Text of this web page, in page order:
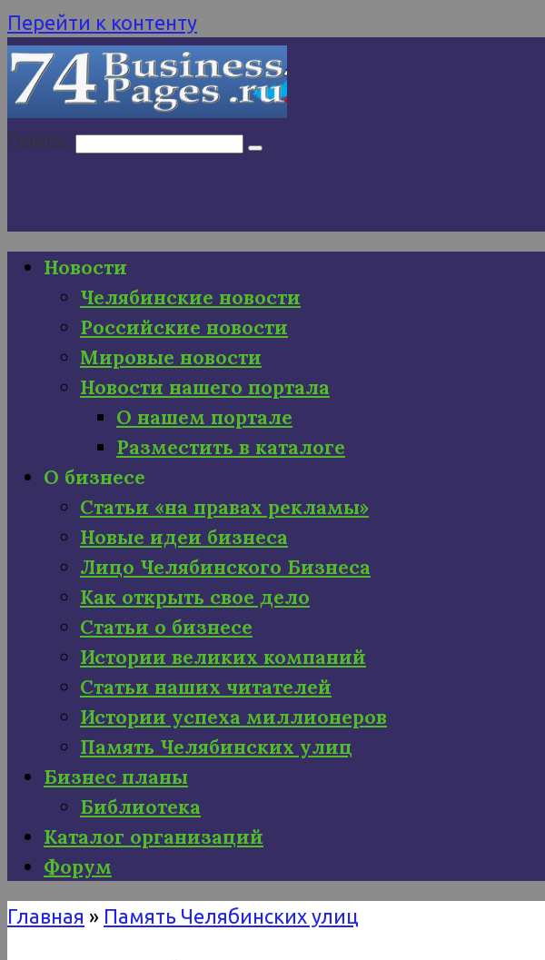
Перейти к контенту
Поиск:
Новости
Челябинские новости
Российские новости
Мировые новости
Новости нашего портала
О нашем портале
Разместить в каталоге
О бизнесе
Статьи «на правах рекламы»
Новые идеи бизнеса
Лицо Челябинского Бизнеса
Как открыть свое дело
Статьи о бизнесе
Истории великих компаний
Статьи наших читателей
Истории успеха миллионеров
Память Челябинских улиц
Бизнес планы
Библиотека
Каталог организаций
Форум
Главная » Память Челябинских улиц